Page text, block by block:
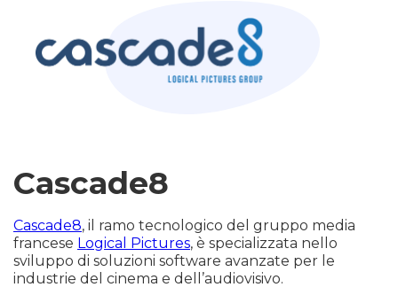
Cascade8
Cascade8, il ramo tecnologico del gruppo media
francese Logical Pictures, è specializzata nello
sviluppo di soluzioni software avanzate per le
industrie del cinema e dell’audiovisivo.